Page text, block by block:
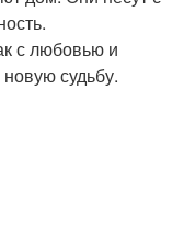
с любовью и
судьбу.